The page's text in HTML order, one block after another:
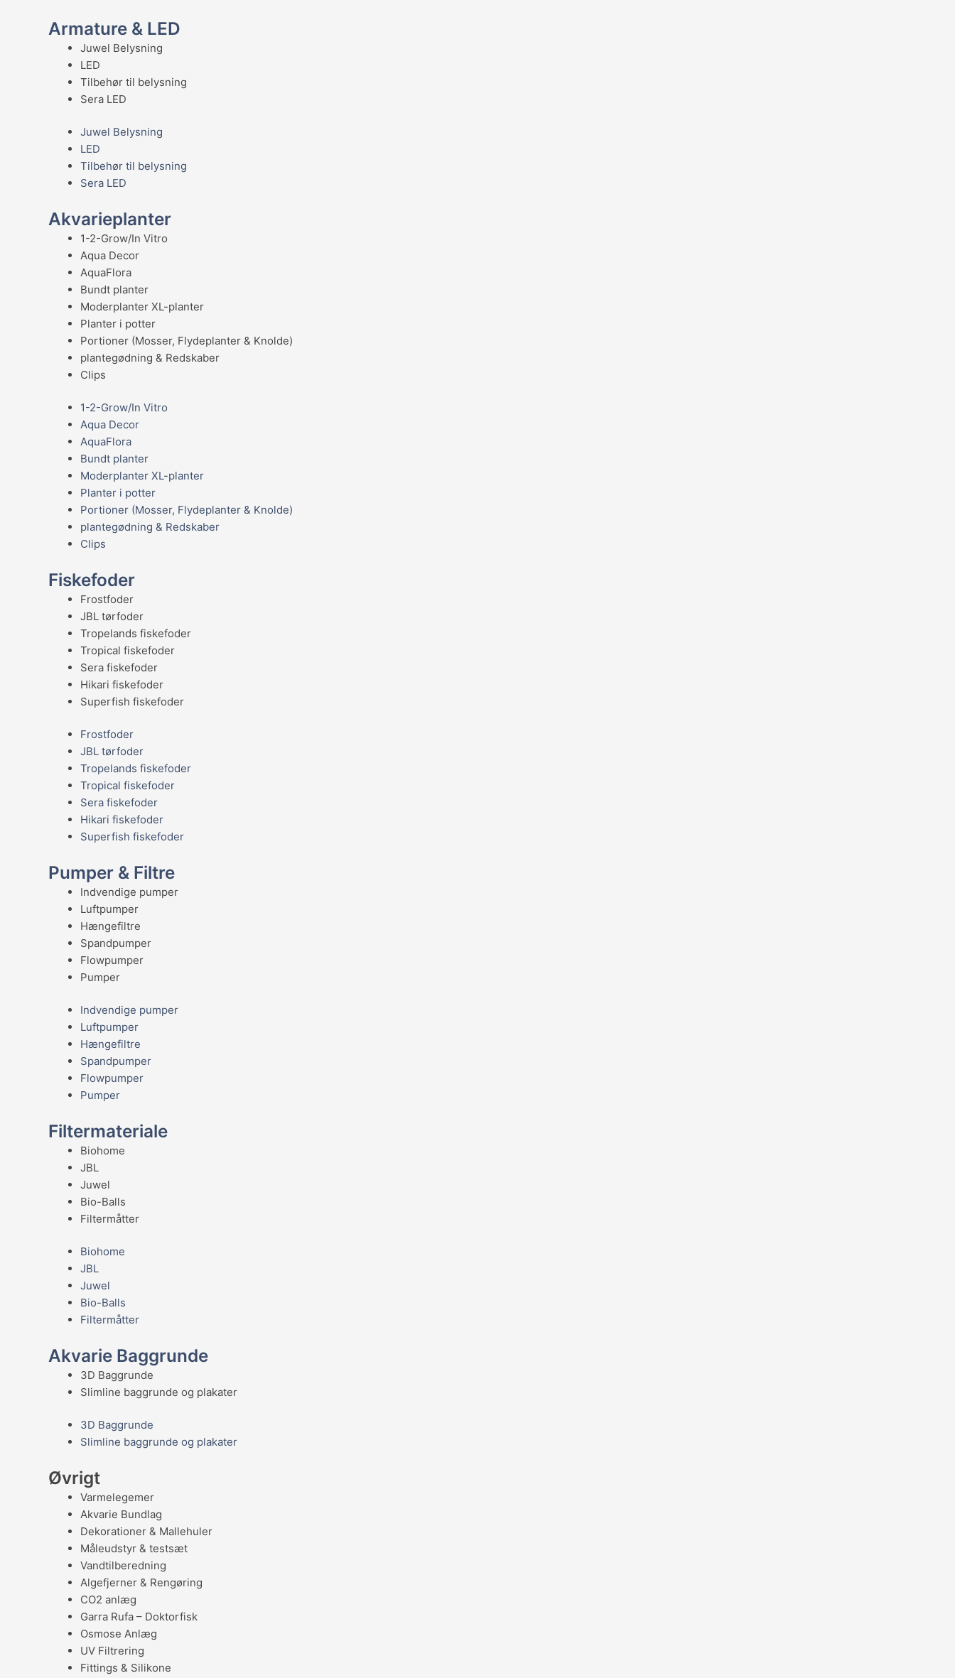
Armature & LED
Juwel Belysning
LED
Tilbehør til belysning
Sera LED
Juwel Belysning
LED
Tilbehør til belysning
Sera LED
Akvarieplanter
1-2-Grow/In Vitro
Aqua Decor
AquaFlora
Bundt planter
Moderplanter XL-planter
Planter i potter
Portioner (Mosser, Flydeplanter & Knolde)
plantegødning & Redskaber
Clips
1-2-Grow/In Vitro
Aqua Decor
AquaFlora
Bundt planter
Moderplanter XL-planter
Planter i potter
Portioner (Mosser, Flydeplanter & Knolde)
plantegødning & Redskaber
Clips
Fiskefoder
Frostfoder
JBL tørfoder
Tropelands fiskefoder
Tropical fiskefoder
Sera fiskefoder
Hikari fiskefoder
Superfish fiskefoder
Frostfoder
JBL tørfoder
Tropelands fiskefoder
Tropical fiskefoder
Sera fiskefoder
Hikari fiskefoder
Superfish fiskefoder
Pumper & Filtre
Indvendige pumper
Luftpumper
Hængefiltre
Spandpumper
Flowpumper
Pumper
Indvendige pumper
Luftpumper
Hængefiltre
Spandpumper
Flowpumper
Pumper
Filtermateriale
Biohome
JBL
Juwel
Bio-Balls
Filtermåtter
Biohome
JBL
Juwel
Bio-Balls
Filtermåtter
Akvarie Baggrunde
3D Baggrunde
Slimline baggrunde og plakater
3D Baggrunde
Slimline baggrunde og plakater
Øvrigt
Varmelegemer
Akvarie Bundlag
Dekorationer & Mallehuler
Måleudstyr & testsæt
Vandtilberedning
Algefjerner & Rengøring
CO2 anlæg
Garra Rufa – Doktorfisk
Osmose Anlæg
UV Filtrering
Fittings & Silikone